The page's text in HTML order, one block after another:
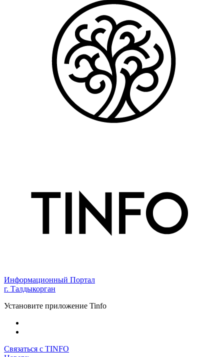
Информационный Портал
г. Талдыкорган
Установите приложение Tinfo
Связаться с TINFO